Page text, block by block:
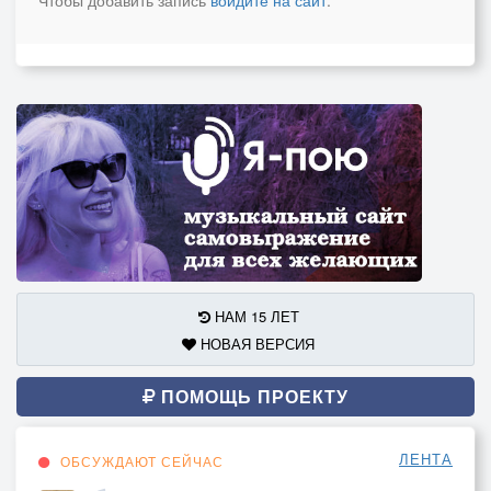
НАМ 15 ЛЕТ
НОВАЯ ВЕРСИЯ
ПОМОЩЬ ПРОЕКТУ
ОБСУЖДАЮТ СЕЙЧАС
ЛЕНТА